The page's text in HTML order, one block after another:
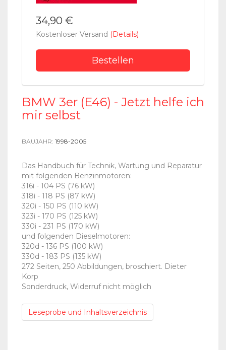
34,90 €
Kostenloser Versand (Details)
Bestellen
BMW 3er (E46) - Jetzt helfe ich
mir selbst
BAUJAHR: 1998-2005
Das Handbuch für Technik, Wartung und Reparatur
mit folgenden Benzinmotoren:
316i - 104 PS (76 kW)
318i - 118 PS (87 kW)
320i - 150 PS (110 kW)
323i - 170 PS (125 kW)
330i - 231 PS (170 kW)
und folgenden Dieselmotoren:
320d - 136 PS (100 kW)
330d - 183 PS (135 kW)
272 Seiten, 250 Abbildungen, broschiert. Dieter
Korp
Sonderdruck, Widerruf nicht möglich
Leseprobe und Inhaltsverzeichnis